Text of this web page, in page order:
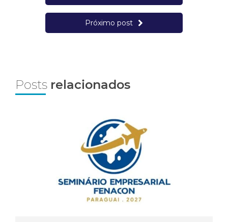
Próximo post
Posts relacionados